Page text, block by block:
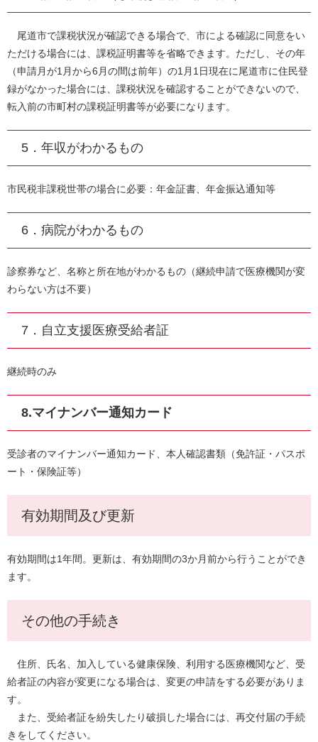
尾道市で課税状況が確認できる場合で、市による確認に同意をい
ただける場合には、課税証明書等を省略できます。ただし、その年
（申請月が1月から6月の間は前年）の1月1日現在に尾道市に住民登
録がなかった場合には、課税状況を確認することができないので、
転入前の市町村の課税証明書等が必要になります。
5．年収がわかるもの
市民税非課税世帯の場合に必要：年金証書、年金振込通知等
6．病院がわかるもの
診察券など、名称と所在地がわかるもの（継続申請で医療機関が変
わらない方は不要）
7．自立支援医療受給者証
継続時のみ
8.マイナンバー通知カード
受診者のマイナンバー通知カード、本人確認書類（免許証・パスポ
ート・保険証等）
有効期間及び更新
有効期間は1年間。更新は、有効期間の3か月前から行うことができ
ます。
その他の手続き
住所、氏名、加入している健康保険、利用する医療機関など、受
給者証の内容が変更になる場合は、変更の申請をする必要がありま
す。
また、受給者証を紛失したり破損した場合には、再交付届の手続
きをしてください。